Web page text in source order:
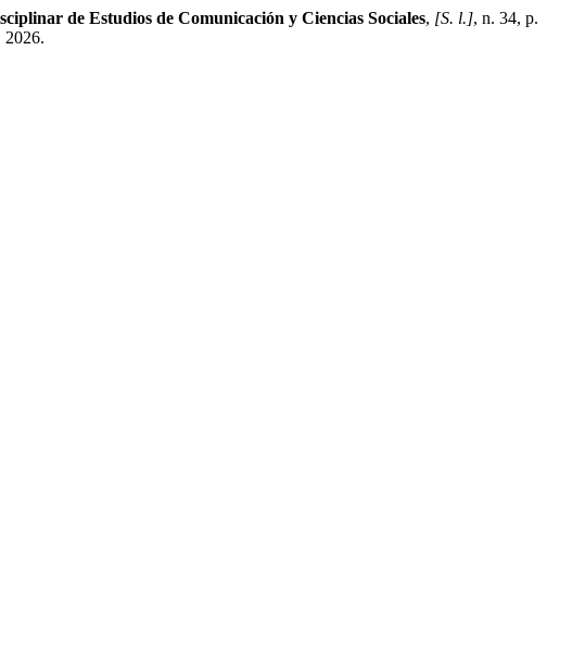
de Estudios de Comunicación y Ciencias Sociales, [S. l.], n. 34, p.
2026.